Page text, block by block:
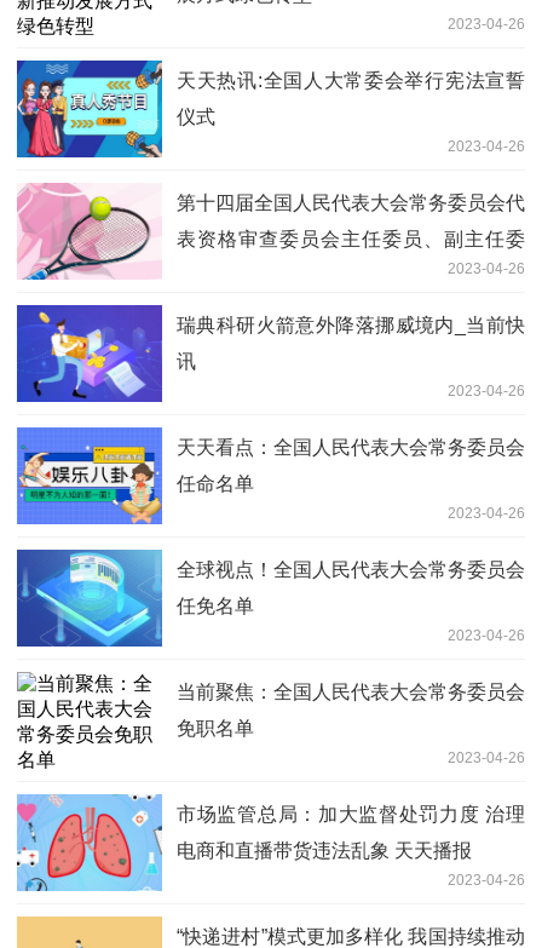
2023-04-26
天天热讯:全国人大常委会举行宪法宣誓
仪式
2023-04-26
第十四届全国人民代表大会常务委员会代
表资格审查委员会主任委员、副主任委
2023-04-26
瑞典科研火箭意外降落挪威境内_当前快
讯
2023-04-26
天天看点：全国人民代表大会常务委员会
任命名单
2023-04-26
全球视点！全国人民代表大会常务委员会
任免名单
2023-04-26
当前聚焦：全国人民代表大会常务委员会
免职名单
2023-04-26
市场监管总局：加大监督处罚力度 治理
电商和直播带货违法乱象 天天播报
2023-04-26
“快递进村”模式更加多样化 我国持续推动